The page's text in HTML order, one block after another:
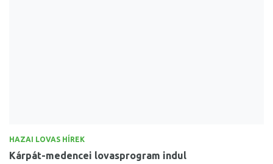
HAZAI LOVAS HÍREK
Kárpát-medencei lovasprogram indul